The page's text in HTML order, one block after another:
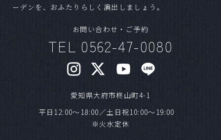
Ｑ 準備期間はどれほどかかりますか？
結婚式までに最短であれば1ヶ月程度でも可能で
混み合うシーズンはありますか？
気候の良いシーズンや、日柄が良い日は人気で
す。1年以上前からご予約いただく方もいらっし
ゃいます。ご希望日が明確な場合はお早めにご
ーデンを、おふたりらしく演出しましょう。
お問い合わせ・ご予約
TEL 0562-47-0080
愛知県大府市柊山町4-1
平日12:00～18:00／土日祝10:00～19:00
※火水定休